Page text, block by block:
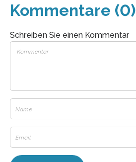
Kommentare (0)
Schreiben Sie einen Kommentar